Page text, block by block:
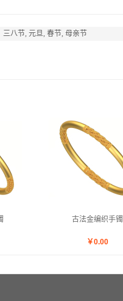
三八节, 元旦, 春节, 母亲节
古法金编织手镯
￥0.00